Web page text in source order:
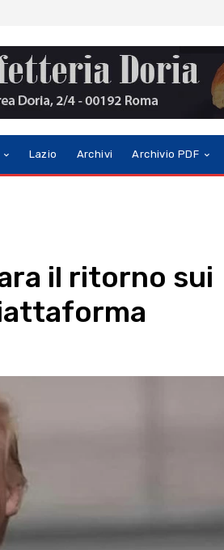
Lazio Archivi Archivio PDF
il ritorno sui